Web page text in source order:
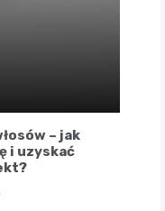
– jak
i uzyskać